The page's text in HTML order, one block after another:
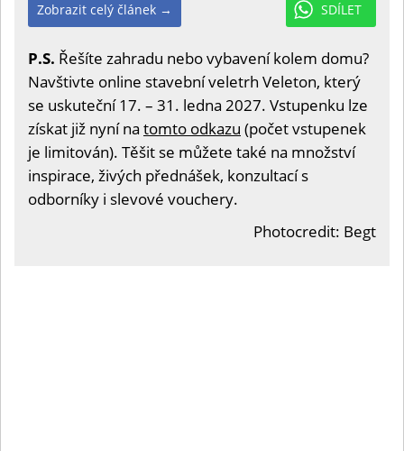
SDÍLET
Zobrazit celý článek →
P.S. Řešíte zahradu nebo vybavení kolem domu?
Navštivte online stavební veletrh Veleton, který
se uskuteční 17. – 31. ledna 2027. Vstupenku lze
získat již nyní na tomto odkazu (počet vstupenek
je limitován). Těšit se můžete také na množství
inspirace, živých přednášek, konzultací s
odborníky i slevové vouchery.
Photocredit: Begt